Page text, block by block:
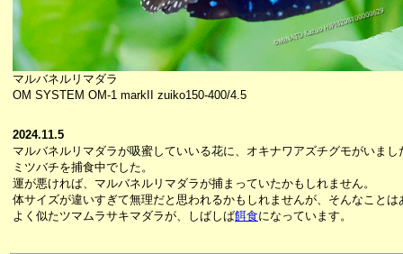
マルバネルリマダラ
OM SYSTEM OM-1 markII zuiko150-400/4.5
2024.11.5
マルバネルリマダラが吸蜜していいる花に、オキナワアズチグモがいまし
ミツバチを捕食中でした。
運が悪ければ、マルバネルリマダラが捕まっていたかもしれません。
体サイズが違いすぎて無理だと思われるかもしれませんが、そんなことは
よく似たツマムラサキマダラが、しばしば餌食になっています。